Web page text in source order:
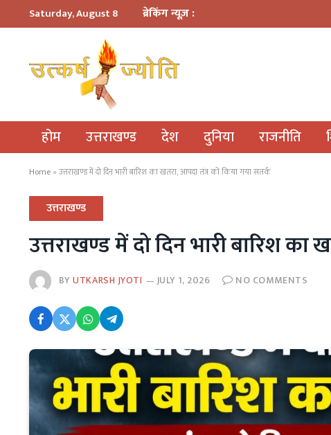
Saturday, August 8 ब्रेकिंग न्यूज़ :
होम उत्तराखण्ड देश दुनिया राजनीति
Home » उत्तराखण्ड में दो दिन भारी बारिश का खतरा, आपदा तंत्र को किया गया सतर्क
उत्तराखण्ड
उत्तराखण्ड में दो दिन भारी बारिश
BYUTKARSH JYOTI JULY 1, 2026 NO COMMENTS